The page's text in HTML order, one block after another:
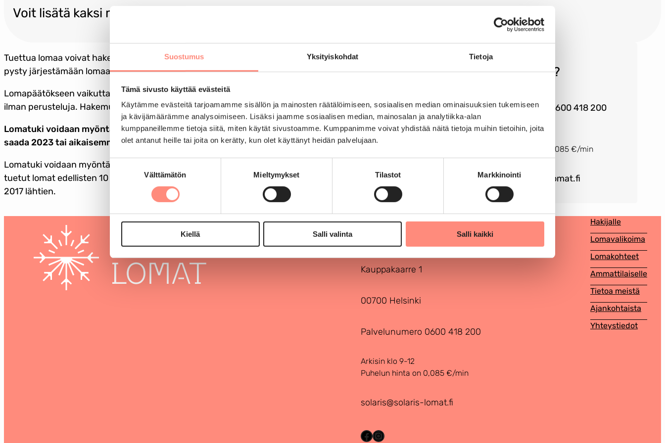
Suostumus Yksityiskohdat Tietoja
Tämä sivusto käyttää evästeitä
Käytämme evästeitä tarjoamamme sisällön ja mainosten räätälöimiseen, sosiaalisen median ominaisuuksien tukemiseen
ja kävijämäärämme analysoimiseen. Lisäksi jaamme sosiaalisen median, mainosalan ja analytiikka-alan
kumppaneillemme tietoja siitä, miten käytät sivustoamme. Kumppanimme voivat yhdistää näitä tietoja muihin tietoihin, joita
olet antanut heille tai joita on kerätty, kun olet käyttänyt heidän palvelujaan.
Suostumuksen
Välttämätön Mieltymykset Tilastot Markkinointi
Kiellä Salli valinta Salli kaikki
Voit lisätä kaksi muuta lomatoivetta seuraavassa vaiheessa.
Tuettua lomaa voivat hakea pienituloiset Suomessa vakituisesti asuvat ihmiset, jotka eivät omin varoin
pysty järjestämään lomaa.
Lomapäätökseen vaikuttaa taloudellinen, terveydellinen ja sosiaalinen tilanne. Lomaa ei voida myöntää
ilman perusteluja. Hakemuksella annetut tiedot tulevat vain lomahakemuksen käsittelijöiden tietoon.
Lomatuki voidaan myöntää korkeintaan joka kolmas vuosi. Vuonna 2026 tuetun loman voivat
saada 2023 tai aikaisemmin tuetulla lomalla olleet. Tästä ei tehdä poikkeuksia.
Lomatuki voidaan myöntää enintään kolme kertaa kymmenen vuoden aikana. Tässä otetaan huomioon
tuetut lomat edellisten 10 vuoden ajalta. Vuoden 2026 lomahakuun vaikuttavat tuetut lomat vuodesta
2017 lähtien.
Heräsikö kysyttävää?
Palvelunumero 0600 418 200
Puhelun hinta on 0,085 €/min
solaris@solaris-lomat.fi
Kauppakaarre 1
00700 Helsinki
Palvelunumero 0600 418 200
Arkisin klo 9-12
Puhelun hinta on 0,085 €/min
solaris@solaris-lomat.fi
Facebook
Instagram
Hakijalle
Lomavalikoima
Lomakohteet
Ammattilaiselle
Tietoa meistä
Ajankohtaista
Yhteystiedot